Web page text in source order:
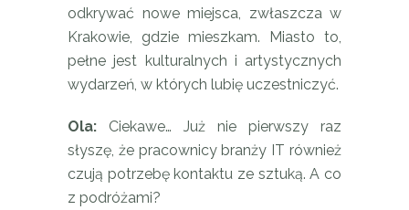
odkrywać nowe miejsca, zwłaszcza w
Krakowie, gdzie mieszkam. Miasto to,
pełne jest kulturalnych i artystycznych
wydarzeń, w których lubię uczestniczyć.
Ola: Ciekawe… Już nie pierwszy raz
słyszę, że pracownicy branży IT również
czują potrzebę kontaktu ze sztuką. A co
z podróżami?